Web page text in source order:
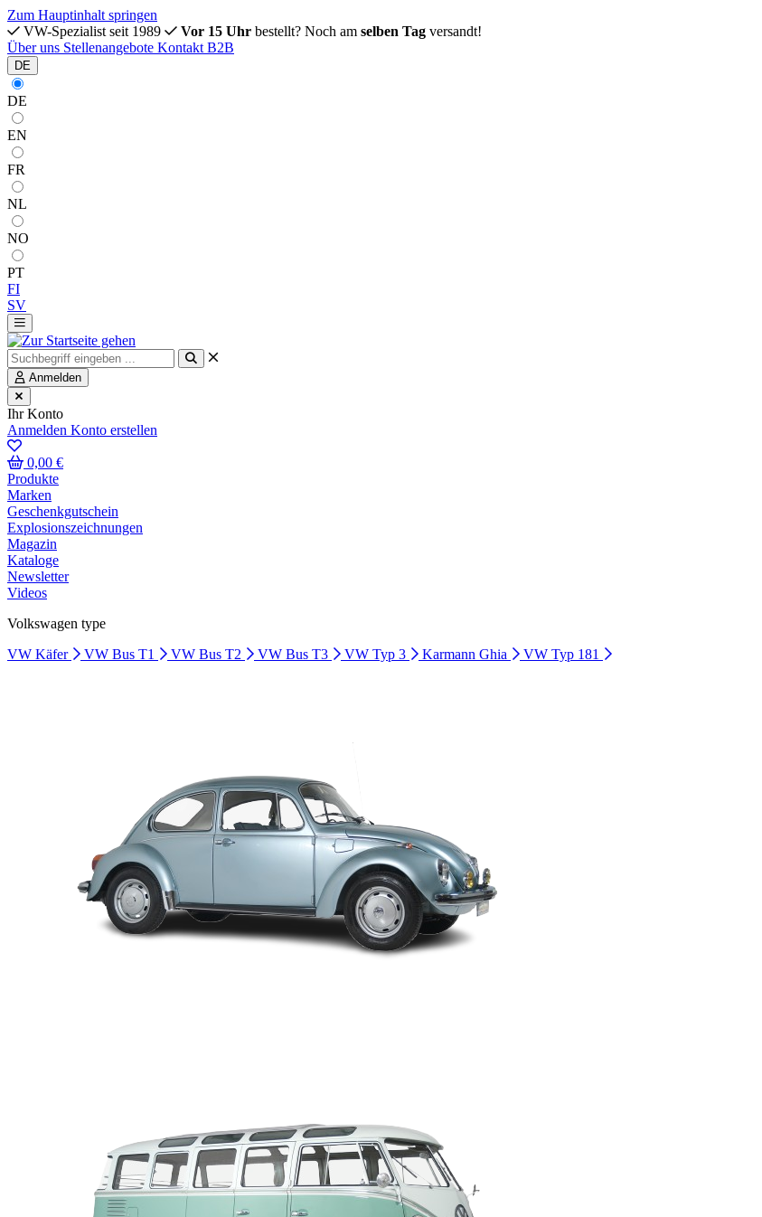
Zum Hauptinhalt springen
VW-Spezialist seit 1989
Vor 15 Uhr bestellt? Noch am selben Tag versandt!
Über uns Stellenangebote Kontakt B2B
DE
DE
EN
FR
NL
NO
PT
FI
SV
Anmelden
Ihr Konto
Anmelden Konto erstellen
0,00 €
Produkte
Marken
Geschenkgutschein
Explosionszeichnungen
Magazin
Kataloge
Newsletter
Videos
Volkswagen type
VW Käfer
VW Bus T1 VW Bus T2 VW Bus T3 VW Typ 3 Karmann Ghia VW Typ 181